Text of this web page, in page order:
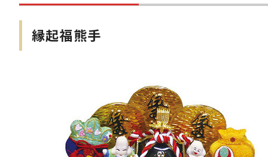
縁起福熊手